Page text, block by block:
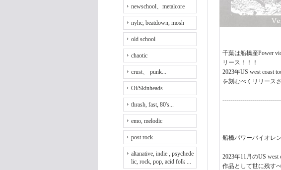
newschool、metalcore
nyhc, beatdown, mosh
old school
chaotic
crust、 punk...
Oi/Skinheads
thrash, fast, 80's...
emo, melodic
post rock
altanative, indie , psychede
lic, rock, pop, acid folk ...
千葉は船橋産Power
リース！！！
2023年US west coast
を刻むべくリリース
船橋パワーバイオレ
2023年11月のUS
作品として世に残す